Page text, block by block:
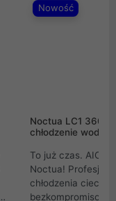
Nowość
Noctua LC1
chłodzenie wodne
To już czas. AIO
Noctua!
chłodzenia cieczą